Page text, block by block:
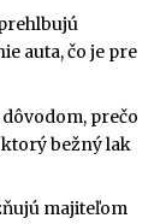
auta, čo je pre
prečo
ktorý bežný lak
majiteľom